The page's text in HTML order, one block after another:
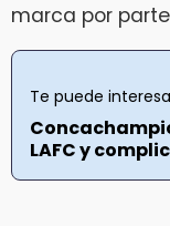
marca por
Te puede
LAFC y